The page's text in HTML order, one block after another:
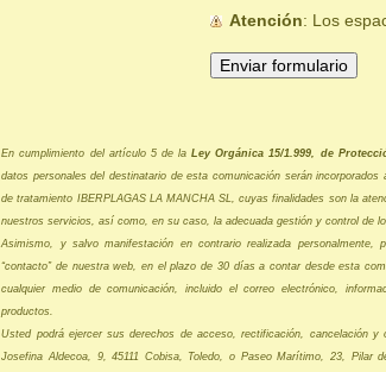
Atención : Los
En cumplimiento del artículo 5 de la Ley Orgánica 15/1.999, de
datos personales del destinatario de esta comunicación serán
de tratamiento IBERPLAGAS LA MANCHA SL, cuyas finalidades son la
nuestros servicios, así como, en su caso, la adecuada gestión y control de
Asimismo, y salvo manifestación en contrario realizada
“contacto” de nuestra web, en el plazo de 30 días a contar desde esta
cualquier medio de comunicación, incluido el correo electrónico,
productos.
Usted podrá ejercer sus derechos de acceso, rectificación, cancelación
Josefina Aldecoa, 9, 45111 Cobisa, Toledo, o Paseo Marítimo, 23, Pilar